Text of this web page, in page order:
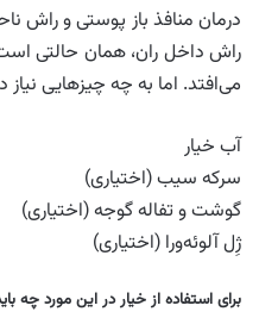
درمان منافذ باز پوستی و راش
راش داخل ران، همان حالتی
می‌افتد. اما به چه چیزهایی نیاز
آب خیار
سرکه سیب (اختیاری)
گوشت و تفاله گوجه (اختیاری)
ژِل آلوئه‌ورا (اختیاری)
برای استفاده از خیار در این مورد چه